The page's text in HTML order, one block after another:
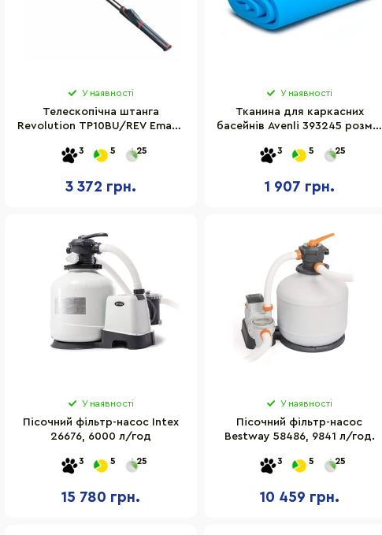
У наявності
Телескопічна штанга
Revolution TP10BU/REV Emaux
3 5 25
3 372 грн.
У наявності
Тканина для каркасних
басейнів Avenli 393245 розмір
3 5 25
1 907 грн.
У наявності
Пісочний фільтр-насос Intex
26676, 6000 л/год
3 5 25
15 780 грн.
У наявності
Пісочний фільтр-насос
Bestway 58486, 9841 л/год.
3 5 25
10 459 грн.